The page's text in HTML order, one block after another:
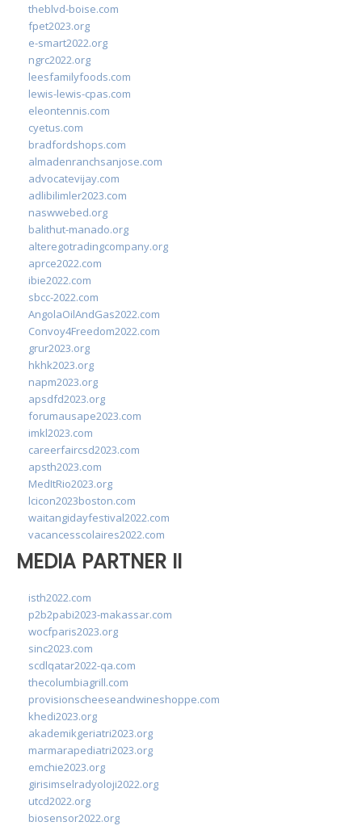
theblvd-boise.com
fpet2023.org
e-smart2022.org
ngrc2022.org
leesfamilyfoods.com
lewis-lewis-cpas.com
eleontennis.com
cyetus.com
bradfordshops.com
almadenranchsanjose.com
advocatevijay.com
adlibilimler2023.com
naswwebed.org
balithut-manado.org
alteregotradingcompany.org
aprce2022.com
ibie2022.com
sbcc-2022.com
AngolaOilAndGas2022.com
Convoy4Freedom2022.com
grur2023.org
hkhk2023.org
napm2023.org
apsdfd2023.org
forumausape2023.com
imkl2023.com
careerfaircsd2023.com
apsth2023.com
MedItRio2023.org
lcicon2023boston.com
waitangidayfestival2022.com
vacancesscolaires2022.com
MEDIA PARTNER II
isth2022.com
p2b2pabi2023-makassar.com
wocfparis2023.org
sinc2023.com
scdlqatar2022-qa.com
thecolumbiagrill.com
provisionscheeseandwineshoppe.com
khedi2023.org
akademikgeriatri2023.org
marmarapediatri2023.org
emchie2023.org
girisimselradyoloji2022.org
utcd2022.org
biosensor2022.org